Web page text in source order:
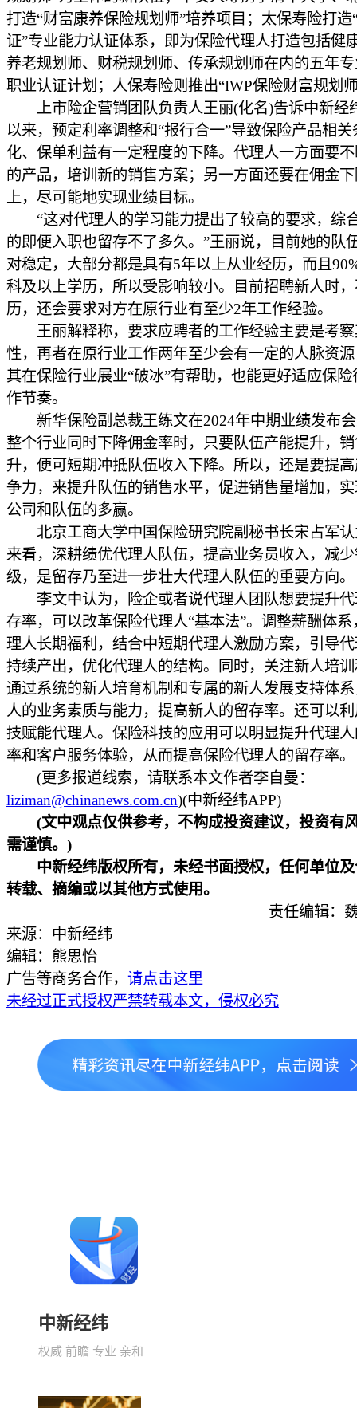
打造“财富康养保险规划师”培养项目；太保寿险打造
证”专业能力认证体系，即为保险代理人打造包括健
养老规划师、财税规划师、传承规划师在内的五年
职业认证计划；人保寿险则推出“IWP保险财富规划
上市险企营销团队负责人王丽(化名)告诉中新经
以来，预定利率调整和“报行合一”导致保险产品相关
化、保单利益有一定程度的下降。代理人一方面要
的产品，培训新的销售方案；另一方面还要在佣金
上，尽可能地实现业绩目标。
“这对代理人的学习能力提出了较高的要求，综
的即便入职也留存不了多久。”王丽说，目前她的队
对稳定，大部分都是具有5年以上从业经历，而且
科及以上学历，所以受影响较小。目前招聘新人时
历，还会要求对方在原行业有至少2年工作经验。
王丽解释称，要求应聘者的工作经验主要是考察
性，再者在原行业工作两年至少会有一定的人脉资
其在保险行业展业“破冰”有帮助，也能更好适应保险
作节奏。
新华保险副总裁王练文在2024年中期业绩发布
整个行业同时下降佣金率时，只要队伍产能提升，
升，便可短期冲抵队伍收入下降。所以，还是要提
争力，来提升队伍的销售水平，促进销售量增加，
公司和队伍的多赢。
北京工商大学中国保险研究院副秘书长宋占军认
来看，深耕绩优代理人队伍，提高业务员收入，减
级，是留存乃至进一步壮大代理人队伍的重要方向。
李文中认为，险企或者说代理人团队想要提升代
存率，可以改革保险代理人“基本法”。调整薪酬体系
理人长期福利，结合中短期代理人激励方案，引导
持续产出，优化代理人的结构。同时，关注新人培
通过系统的新人培育机制和专属的新人发展支持体
人的业务素质与能力，提高新人的留存率。还可以
技赋能代理人。保险科技的应用可以明显提升代理
率和客户服务体验，从而提高保险代理人的留存率。
(更多报道线索，请联系本文作者李自曼：
liziman@chinanews.com.cn)(中新经纬APP)
(文中观点仅供参考，不构成投资建议，投资有
需谨慎。)
中新经纬版权所有，未经书面授权，任何单位
转载、摘编或以其他方式使用。
责任编辑：
来源：中新经纬
编辑：熊思怡
广告等商务合作， 请点击这里
未经过正式授权严禁转载本文，侵权必究
中新经纬
权威 前瞻 专业 亲和